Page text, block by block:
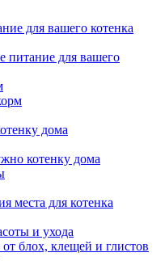
для вашего котенка
питание для вашего
дома
котенку дома
места для котенка
и ухода
блох, клещей и глистов